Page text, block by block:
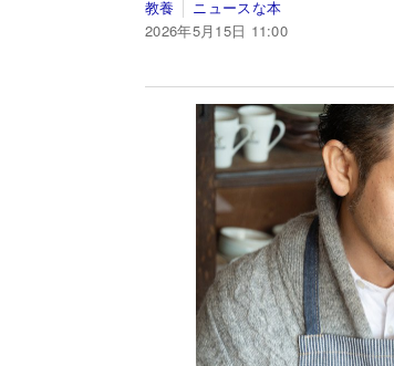
教養
ニュースな本
2026年5月15日 11:00